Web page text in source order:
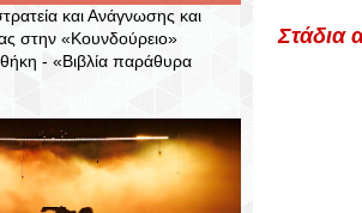
και Ανάγνωσης και
στην «Κουνδούρειο»
- «Βιβλία παράθυρα
Στάδια